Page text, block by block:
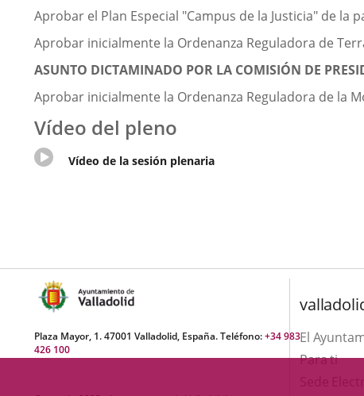
Aprobar el Plan Especial "Campus de la Justicia" de la
Aprobar inicialmente la Ordenanza Reguladora de
ASUNTO DICTAMINADO POR LA COMISIÓN DE
Aprobar inicialmente la Ordenanza Reguladora de la
Vídeo del pleno
Vídeo de la sesión plenaria
a
Plaza Mayor, 1. 47001 Valladolid, España. Teléfono:+34 983
426 100
El
Para ti